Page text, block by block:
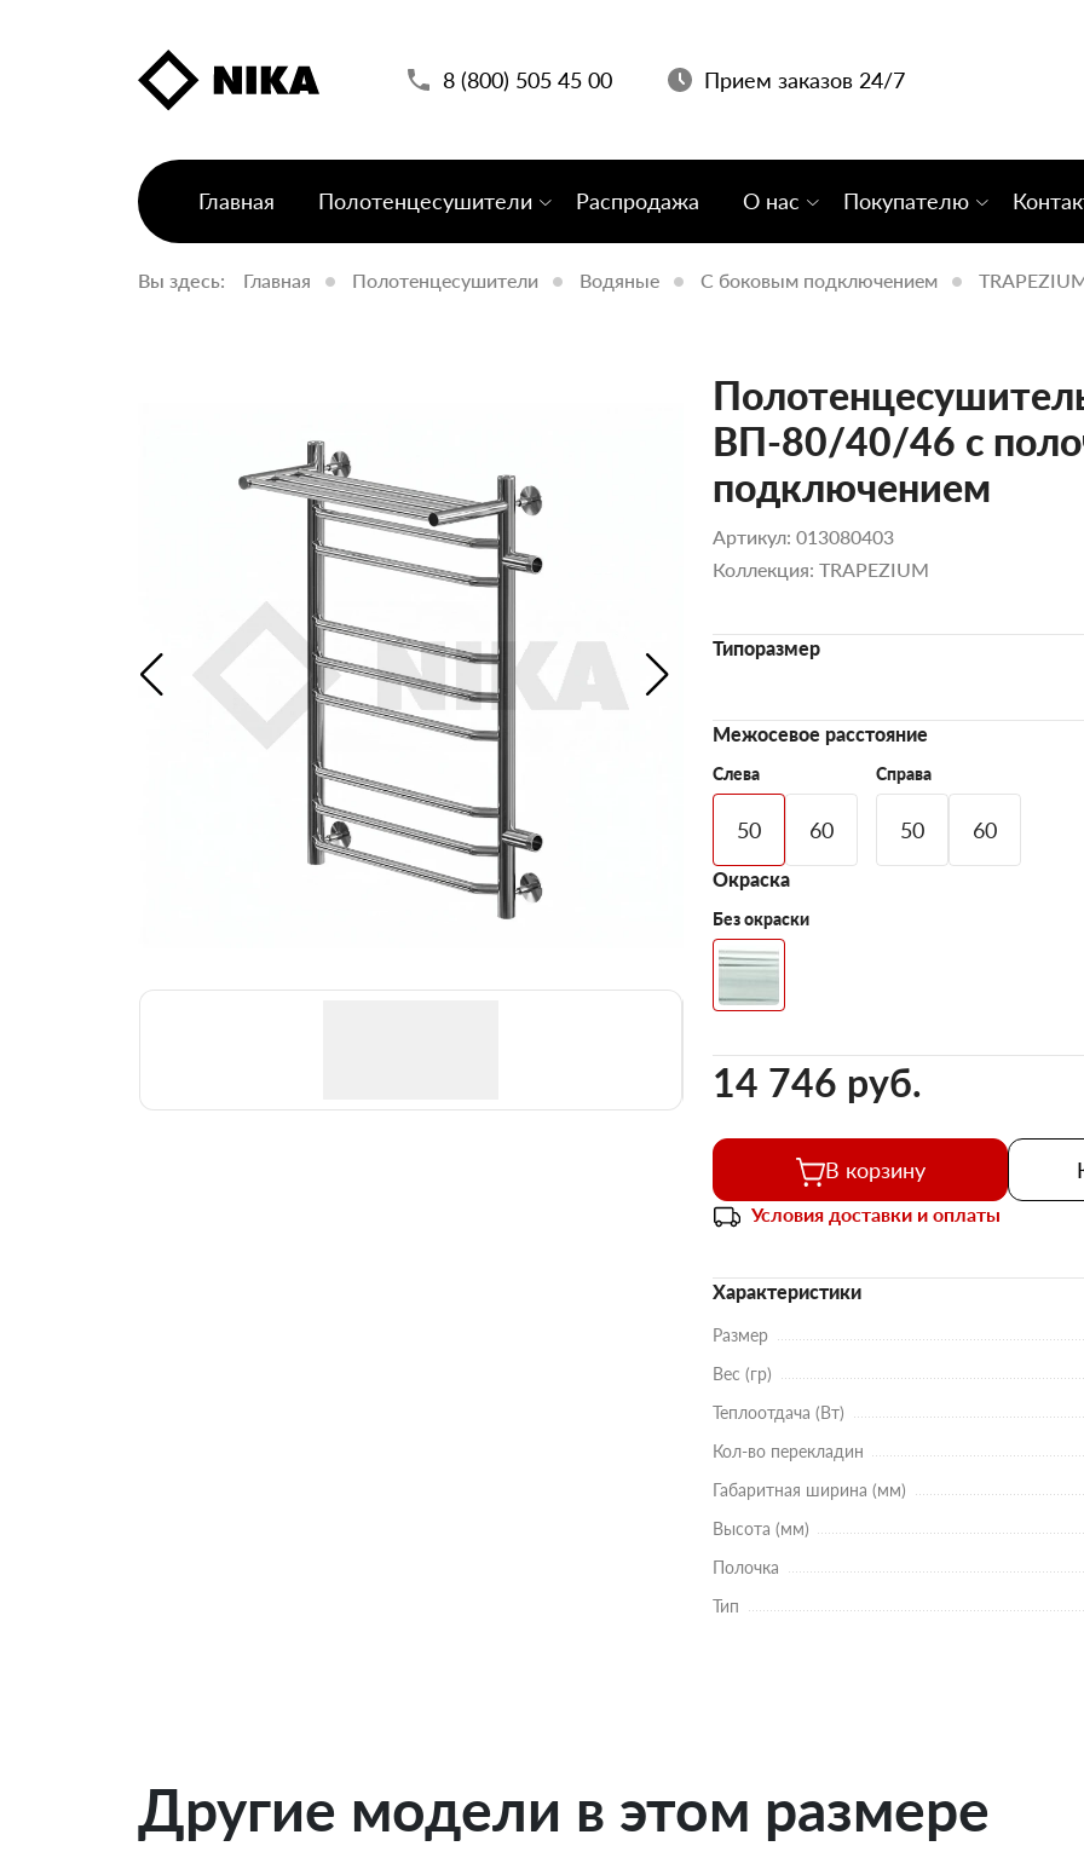
8 (800) 505 45 00 Прием заказов 24/7
Главная Полотенцесушители Распродажа О нас Покупателю
Вы здесь: Главная Полотенцесушители Водяные С боковым подключением
ВП-80/40/46 с
подключением
Артикул: 013080403
Коллекция: TRAPEZIUM
Типоразмер
Межосевое расстояние
Слева
50 60
Справа
50 60
Окраска
Без окраски
14 746 pуб.
В корзину
Условия доставки и оплаты
Характеристики
Размер
Вес (гр)
Теплоотдача (Вт)
Кол-во перекладин
Габаритная ширина (мм)
Высота (мм)
Полочка
Тип
Другие модели в этом размере